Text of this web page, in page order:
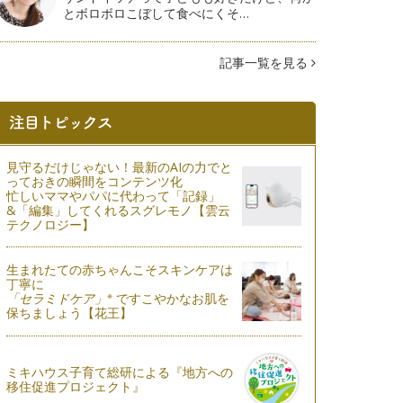
とボロボロこぼして食べにくそ…
記事一覧を見る
見守るだけじゃない！最新のAIの力でと
っておきの瞬間をコンテンツ化
忙しいママやパパに代わって「記録」
&「編集」してくれるスグレモノ【雲云
テクノロジー】
生まれたての赤ちゃんこそスキンケアは
丁寧に
「セラミドケア」 ※ですこやかなお肌を
保ちましょう【花王】
ミキハウス子育て総研による『地方への
移住促進プロジェクト』